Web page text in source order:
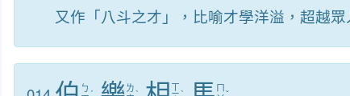
又作「八斗之才」，比喻才學洋溢，超越眾
ㄅ
ˊ
ㄌ
ˋ
ㄒ
ㄧˋ
ㄇ
ˇ